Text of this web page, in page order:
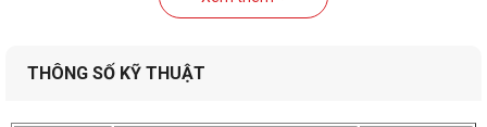
THÔNG SỐ KỸ THUẬT